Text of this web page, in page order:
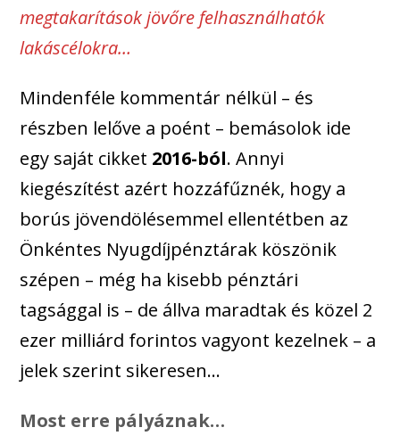
megtakarítások jövőre felhasználhatók
lakáscélokra…
Mindenféle kommentár nélkül – és
részben lelőve a poént – bemásolok ide
egy saját cikket 2016-ból. Annyi
kiegészítést azért hozzáfűznék, hogy a
borús jövendölésemmel ellentétben az
Önkéntes Nyugdíjpénztárak köszönik
szépen – még ha kisebb pénztári
tagsággal is – de állva maradtak és közel 2
ezer milliárd forintos vagyont kezelnek – a
jelek szerint sikeresen…
Most erre pályáznak…